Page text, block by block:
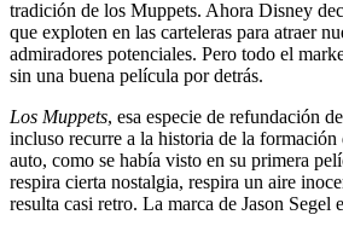
tradición de los Muppets. Ahora Disney
que exploten en las carteleras para atraer
admiradores potenciales. Pero todo el
sin una buena película por detrás.
Los Muppets, esa especie de refundación
incluso recurre a la historia de la formación
auto, como se había visto en su primera
respira cierta nostalgia, respira un aire
resulta casi retro. La marca de Jason Segel